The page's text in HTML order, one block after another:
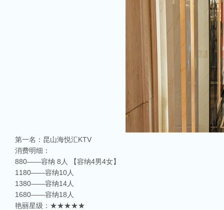
第一名：昆山海悦汇KTV
消费明细：
880——容纳 8人 【容纳4男4女】
1180——容纳10人
1380——容纳14人
1680——容纳18人
艳丽星级：★★★★★